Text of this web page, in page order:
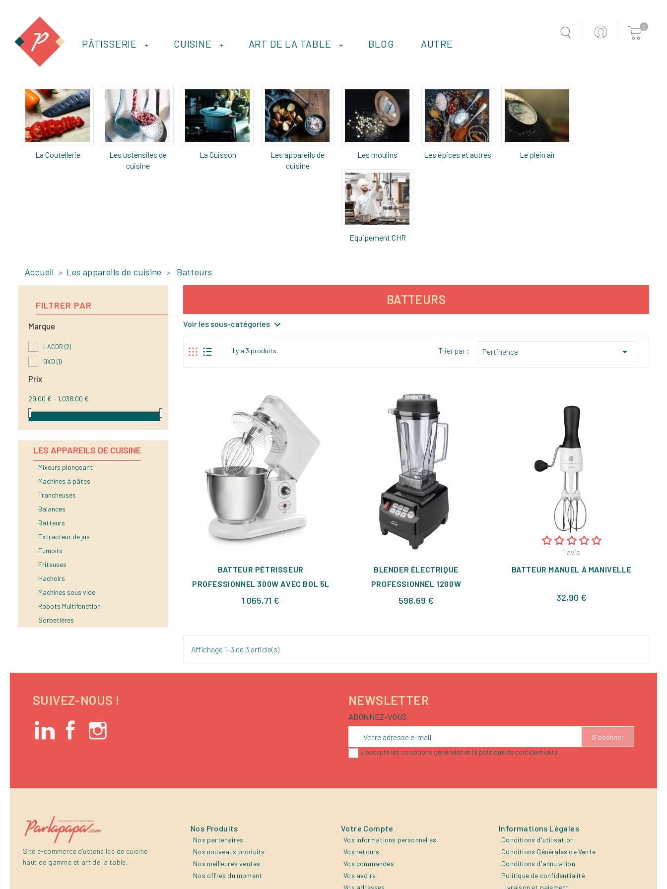
0
+
PÂTISSERIE +
CUISINE +
ART DE LA TABLE BLOG AUTRE
La Coutellerie
Les ustensiles de
cuisine
La Cuisson
Les appareils de
cuisine
Les moulins Les épices et autres Le plein air
Equipement CHR
Accueil Les appareils de cuisine Batteurs
FILTRER PAR
Marque
LACOR (2)
OXO (1)
Prix
29.00 € - 1,038.00 €
LES APPAREILS DE CUISINE
Mixeurs plongeant
Machines à pâtes
Trancheuses
Balances
Batteurs
Extracteur de jus
Fumoirs
Friteuses
Hachoirs
Machines sous vide
Robots Multifonction
Sorbetières
BATTEURS
Voir les sous-catégories 
Il y a 3 produits. Trier par : Pertinence 
BATTEUR PÉTRISSEUR
PROFESSIONNEL 300W AVEC BOL 5L
1 065,71 €
BLENDER ÉLECTRIQUE
PROFESSIONNEL 1200W
598,69 €Prix
1 avis
BATTEUR MANUEL À MANIVELLE
32,90 €Prix
Affichage 1-3 de 3 article(s)
SUIVEZ-NOUS ! NEWSLETTER
ABONNEZ-VOUS.
J'accepte les conditions générales et la politique de confidentialité
Site e-commerce d'ustensiles de cuisine
haut de gamme et art de la table.
Nos Produits
Nos partenaires
Nos nouveaux produits
Nos meilleures ventes
Nos offres du moment
Votre Compte
Vos informations personnelles
Vos retours
Vos commandes
Vos avoirs
Vos adresses
Informations Légales
Conditions d'utilisation
Conditions Générales de Vente
Conditions d'annulation
Politique de confidentialité
Livraison et paiement